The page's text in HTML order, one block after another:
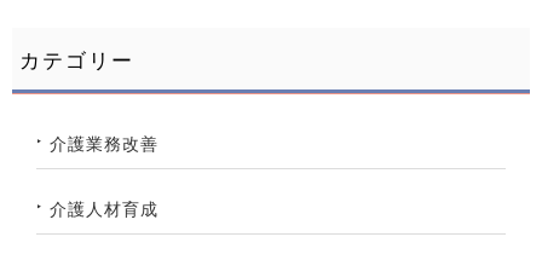
カテゴリー
介護業務改善
介護人材育成